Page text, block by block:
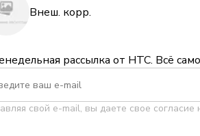
Внеш. корр.
рассылка от НТС. Всё
свой e-mail, вы даете свое согласие